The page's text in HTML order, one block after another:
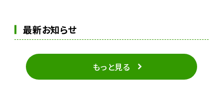
最新お知らせ
もっと見る